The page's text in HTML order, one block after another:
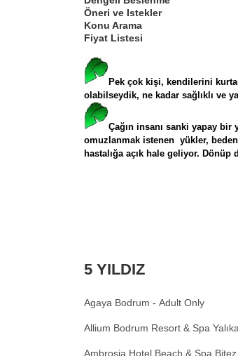
Öneri ve Istekler
Konu Arama
Fiyat Listesi
Pek çok kişi, kendilerini
olabilseydik, ne kadar sağlıklı ve
Çağın insanı sanki yapay
omuzlanmak istenen yükler,
hastalığa açık hale geliyor. Dönüp
5 YILDIZ
Agaya Bodrum - Adult Only
Allium Bodrum Resort & Spa
Ambrosia Hotel Beach & Spa Bitez